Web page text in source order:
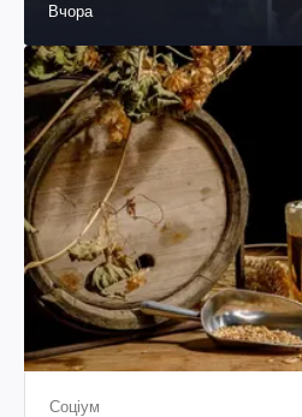
Вчора
Соціум